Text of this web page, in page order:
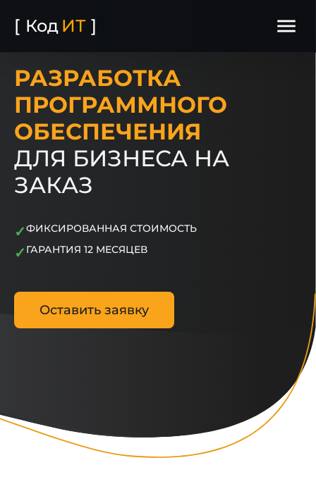
[ Код ИТ ] menu
РАЗРАБОТКА
ПРОГРАММНОГО
ОБЕСПЕЧЕНИЯ
ДЛЯ БИЗНЕСА НА
ЗАКАЗ
✓ФИКСИРОВАННАЯ СТОИМОСТЬ
✓ ГАРАНТИЯ 12 МЕСЯЦЕВ
Оставить заявку